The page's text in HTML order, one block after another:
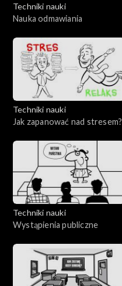
Techniki nauki
Nauka odmawiania
Techniki nauki
Jak zapanować nad stresem?
Techniki nauki
Wystąpienia publiczne